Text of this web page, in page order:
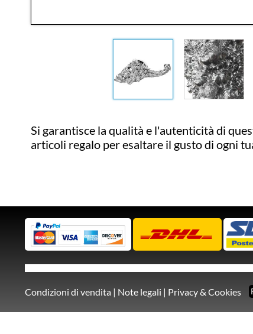
Si garantisce la qualità e l'autenticità di
articoli regalo per esaltare il gusto di ogni
Condizioni di vendita | Note legali | Privacy & Cookies